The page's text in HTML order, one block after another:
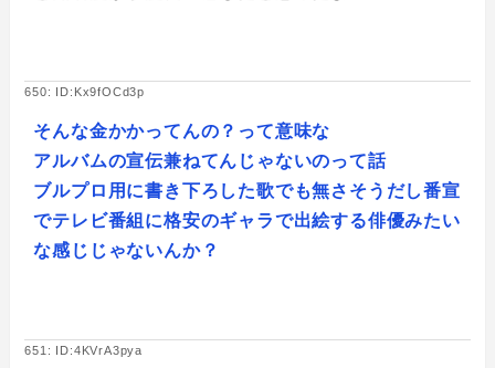
650: ID:Kx9fOCd3p
そんな金かかってんの？って意味な
アルバムの宣伝兼ねてんじゃないのって話
ブルプロ用に書き下ろした歌でも無さそうだし番宣
でテレビ番組に格安のギャラで出絵する俳優みたい
な感じじゃないんか？
651: ID:4KVrA3pya